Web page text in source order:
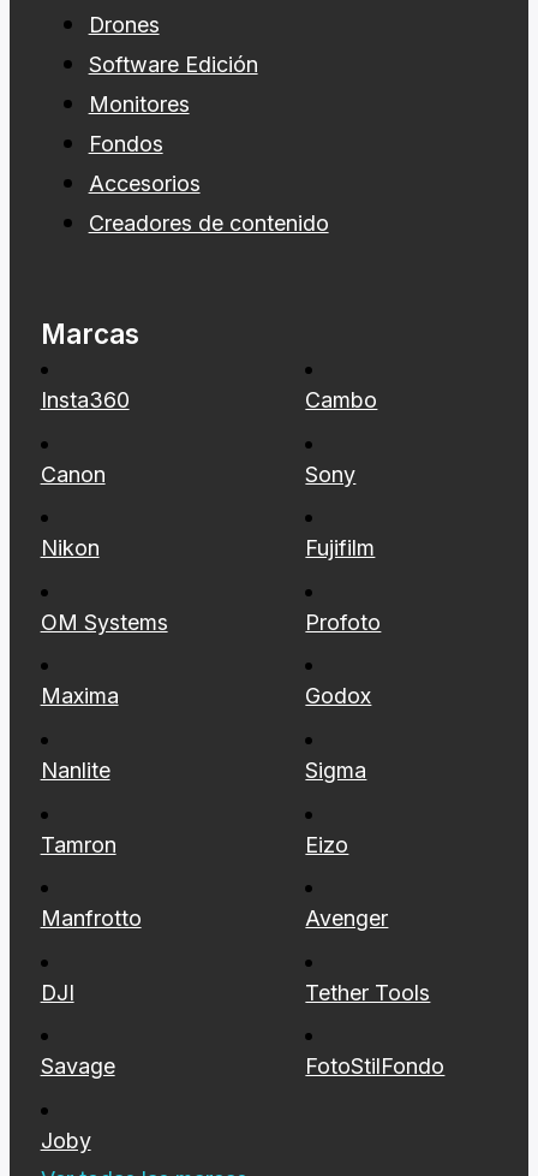
Drones
Software Edición
Monitores
Fondos
Accesorios
Creadores de contenido
Marcas
Insta360 Cambo
Canon Sony
Nikon Fujifilm
OM Systems Profoto
Maxima Godox
Nanlite Sigma
Tamron Eizo
Manfrotto Avenger
DJI Tether Tools
Savage FotoStilFondo
Joby